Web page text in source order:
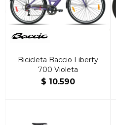
Bicicleta Baccio Liberty
700 Violeta
$ 10.590